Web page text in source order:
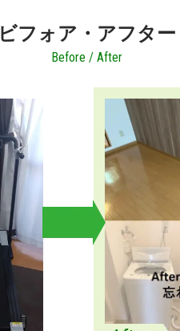
ビフォア・アフター
Before / After